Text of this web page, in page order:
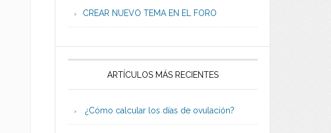
CREAR NUEVO TEMA EN EL FORO
ARTÍCULOS MÁS RECIENTES
¿Cómo calcular los días de ovulación?